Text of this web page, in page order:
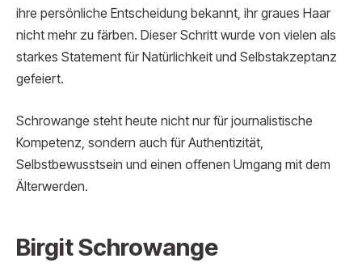
ihre persönliche Entscheidung bekannt, ihr graues Haar
nicht mehr zu färben. Dieser Schritt wurde von vielen als
starkes Statement für Natürlichkeit und Selbstakzeptanz
gefeiert.
Schrowange steht heute nicht nur für journalistische
Kompetenz, sondern auch für Authentizität,
Selbstbewusstsein und einen offenen Umgang mit dem
Älterwerden.
Birgit Schrowange